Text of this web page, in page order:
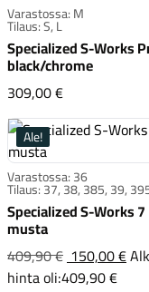
Varastossa: M
Tilaus: S, L
Specialized S-Works
black/chrome
309,00 €Specialized
Varastossa: 36
Tilaus: 37, 38, 385, 39,
405, 41, 415, 42, 425, 43,
445, 45, 455, 46, 465, 47,
Specialized S-Works 7
musta
409,90 €150,00 €
hinta oli:409,90 €
Ale!